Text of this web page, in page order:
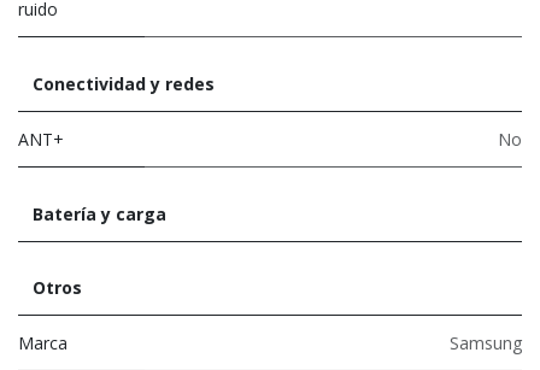
ruido
Conectividad y redes
ANT+ No
Batería y carga
Otros
Marca Samsung